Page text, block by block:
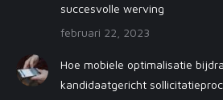
succesvolle werving
februari 22, 2023
Hoe mobiele optimalisatie
kandidaatgericht